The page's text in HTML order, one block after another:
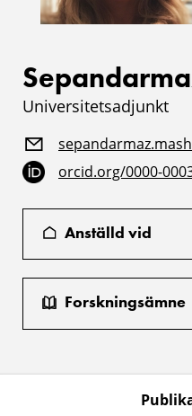
Universitetsadjunkt
orcid.org/0000-
Anställd vid
Forskningsämne